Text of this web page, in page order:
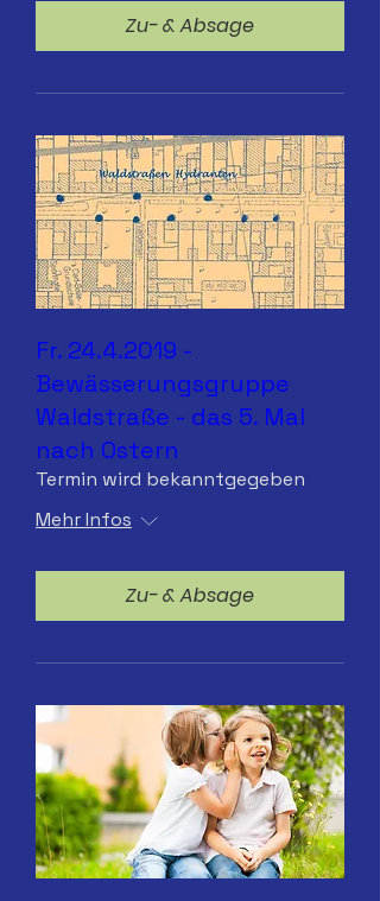
Zu- & Absage
Fr. 24.4.2019 -
Bewässerungsgruppe
Waldstraße - das 5. Mal
nach Ostern
Termin wird bekanntgegeben
Mehr Infos
Zu- & Absage